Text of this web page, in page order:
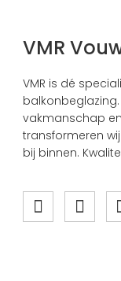
VMR
VMR is dé
vakmanschap
transformeren
bij binnen.